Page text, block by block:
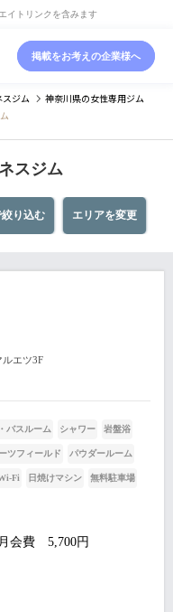
イトリンクを含みます
掲載をお考えの企業様へ
ジム 神奈川県の女性専用ジム
スジム
エリアを変更
り込む
エツ3F
バスルーム シャワー 岩盤浴
ツフィールド パウダールーム
Fi 日焼けマシン 無料駐車場
月会費 5,700円